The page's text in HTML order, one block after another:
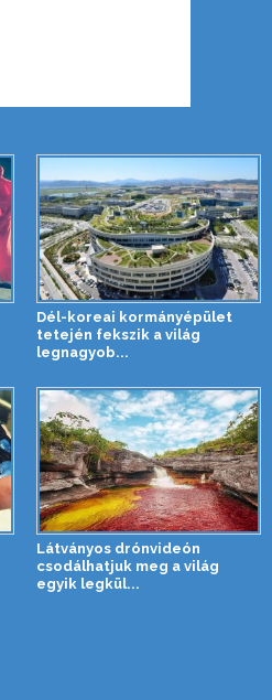
Dél-koreai kormányépület
tetején fekszik a világ
legnagyob...
Látványos drónvideón
csodálhatjuk meg a világ
egyik legkül...